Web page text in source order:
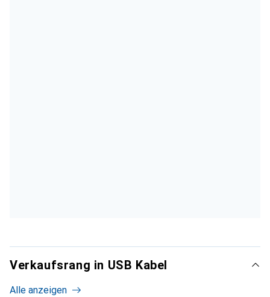
Verkaufsrang in USB Kabel
Alle anzeigen